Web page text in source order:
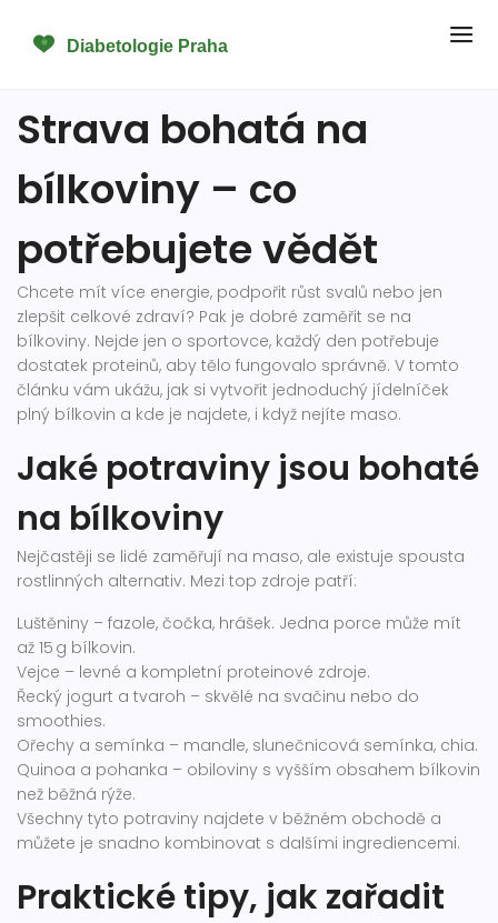
Strava bohatá na
bílkoviny – co
potřebujete vědět
Chcete mít více energie, podpořit růst svalů nebo jen
zlepšit celkové zdraví? Pak je dobré zaměřit se na
bílkoviny. Nejde jen o sportovce, každý den potřebuje
dostatek proteinů, aby tělo fungovalo správně. V tomto
článku vám ukážu, jak si vytvořit jednoduchý jídelníček
plný bílkovin a kde je najdete, i když nejíte maso.
Jaké potraviny jsou bohaté
na bílkoviny
Nejčastěji se lidé zaměřují na maso, ale existuje spousta
rostlinných alternativ. Mezi top zdroje patří:
Luštěniny – fazole, čočka, hrášek. Jedna porce může mít
až 15 g bílkovin.
Vejce – levné a kompletní proteinové zdroje.
Řecký jogurt a tvaroh – skvělé na svačinu nebo do
smoothies.
Ořechy a semínka – mandle, slunečnicová semínka, chia.
Quinoa a pohanka – obiloviny s vyšším obsahem bílkovin
než běžná rýže.
Všechny tyto potraviny najdete v běžném obchodě a
můžete je snadno kombinovat s dalšími ingrediencemi.
Praktické tipy, jak zařadit